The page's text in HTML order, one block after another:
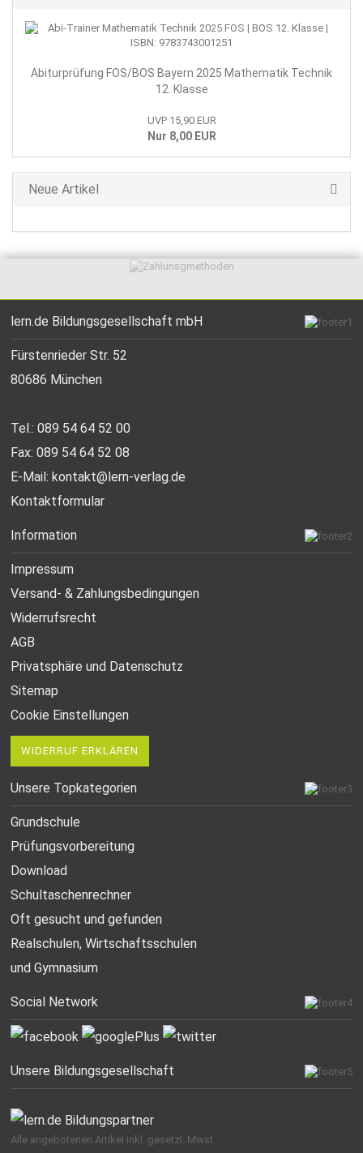
Abiturprüfung FOS/BOS Bayern 2025 Mathematik Technik
12. Klasse
UVP 15,90 EUR
Nur 8,00 EUR
Neue Artikel
lern.de Bildungsgesellschaft mbH
Fürstenrieder Str. 52
80686 München
Tel.: 089 54 64 52 00
Fax: 089 54 64 52 08
E-Mail:kontakt@lern-verlag.de
Kontaktformular
Information
Impressum
Versand- & Zahlungsbedingungen
Widerrufsrecht
AGB
Privatsphäre und Datenschutz
Sitemap
Cookie Einstellungen
WIDERRUF ERKLÄREN
Unsere Topkategorien
Grundschule
Prüfungsvorbereitung
Download
Schultaschenrechner
Oft gesucht und gefunden
Realschulen,Wirtschaftsschulen
und Gymnasium
Social Network
Unsere Bildungsgesellschaft
Alle angebotenen Artikel inkl. gesetzl. Mwst..